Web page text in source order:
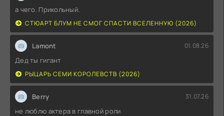
а чего. Прикольный.
СТЮАРТ БЛУМ НЕ СМОГ СПАСТИ ВСЕЛЕННУЮ (2026)
Lamont 01.08.26
Дед ты гигант
РЫЦАРЬ СЕМИ КОРОЛЕВСТВ (2026)
Berry 31.07.26
не люблю актера в главной роли